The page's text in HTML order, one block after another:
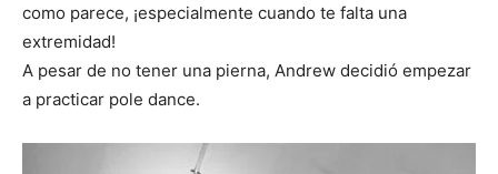
como parece, ¡especialmente cuando te falta una
extremidad!
A pesar de no tener una pierna, Andrew decidió empezar
a practicar pole dance.